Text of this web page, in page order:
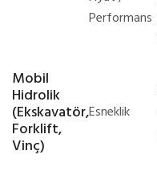
Performans
Mobil
Hidrolik
(Ekskavatör,
Forklift,
Vinç)
Esneklik